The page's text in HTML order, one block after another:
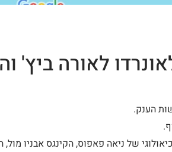
הענק.
של ניאה פאפוס, הקינגס אבניו מול,